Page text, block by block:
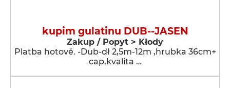
kupim gulatinu DUB--JASEN
Zakup / Popyt > Kłody
Platba hotově. -Dub-dł 2,5m-12m ,hrubka 36cm+
cap,kvalita …